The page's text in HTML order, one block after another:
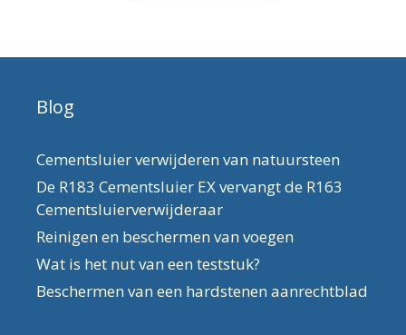
Blog
Cementsluier verwijderen van natuursteen
De R183 Cementsluier EX vervangt de R163
Cementsluierverwijderaar
Reinigen en beschermen van voegen
Wat is het nut van een teststuk?
Beschermen van een hardstenen aanrechtblad